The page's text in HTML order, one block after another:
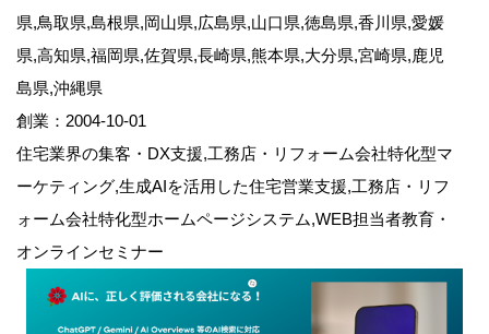
県,鳥取県,島根県,岡山県,広島県,山口県,徳島県,香川県,愛媛
県,高知県,福岡県,佐賀県,長崎県,熊本県,大分県,宮崎県,鹿児
島県,沖縄県
創業：2004-10-01
住宅業界の集客・DX支援,工務店・リフォーム会社特化型マ
ーケティング,生成AIを活用した住宅営業支援,工務店・リフ
ォーム会社特化型ホームページシステム,WEB担当者教育・
オンラインセミナー